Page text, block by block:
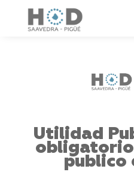
Utilidad
publico